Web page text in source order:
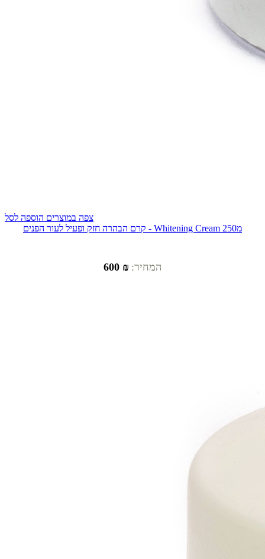
צפה במוצרים הוספה לסל
קרם הבהרה חזק ופעיל לעור הפנים - Whitening Cream 250מ
המחיר: ₪ 600